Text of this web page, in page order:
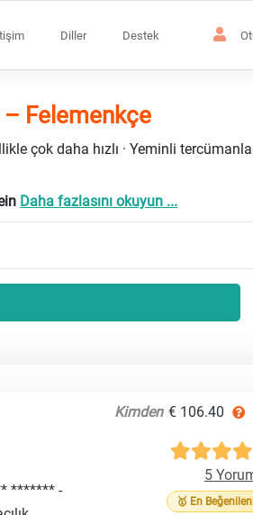
Diller Destek
Felemenkçe
çok daha hızlı · Yeminli
Daha fazlasını okuyun ...
Kimden € 106.40
5
🥇 En
******* -